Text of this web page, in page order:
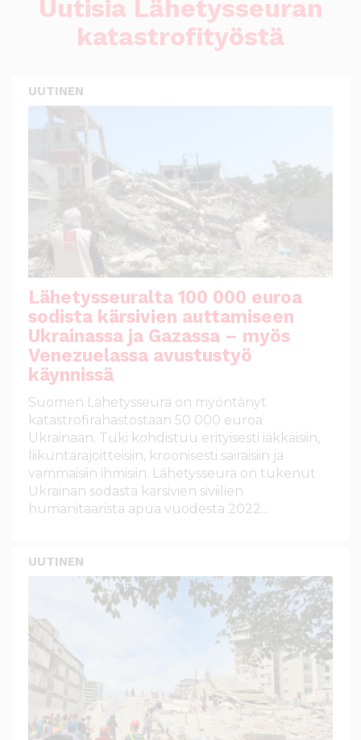
Uutisia Lähetysseuran
katastrofityöstä
UUTINEN
Lähetysseuralta 100 000 euroa
sodista kärsivien auttamiseen
Ukrainassa ja Gazassa – myös
Venezuelassa avustustyö
käynnissä
Suomen Lähetysseura on myöntänyt
katastrofirahastostaan 50 000 euroa
Ukrainaan. Tuki kohdistuu erityisesti iäkkäisiin,
liikuntarajoitteisiin, kroonisesti sairaisiin ja
vammaisiin ihmisiin. Lähetysseura on tukenut
Ukrainan sodasta kärsivien siviilien
humanitaarista apua vuodesta 2022...
UUTINEN